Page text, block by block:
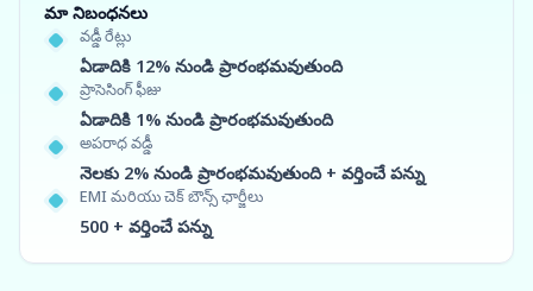
మా నిబంధనలు
వడ్డీ రేట్లు
ఏడాదికి 12% నుండి ప్రారంభమవుతుంది
ప్రాసెసింగ్ ఫీజు
ఏడాదికి 1% నుండి ప్రారంభమవుతుంది
అపరాధ వడ్డీ
నెలకు 2% నుండి ప్రారంభమవుతుంది + వర్తించే పన్ను
EMI మరియు చెక్ బౌన్స్ ఛార్జీలు
500 + వర్తించే పన్ను